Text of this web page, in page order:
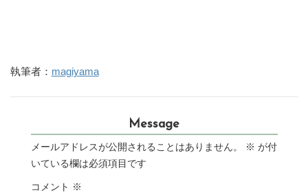
執筆者： magiyama
Message
メールアドレスが公開されることはありません。 ※ が付
いている欄は必須項目です
コメント ※